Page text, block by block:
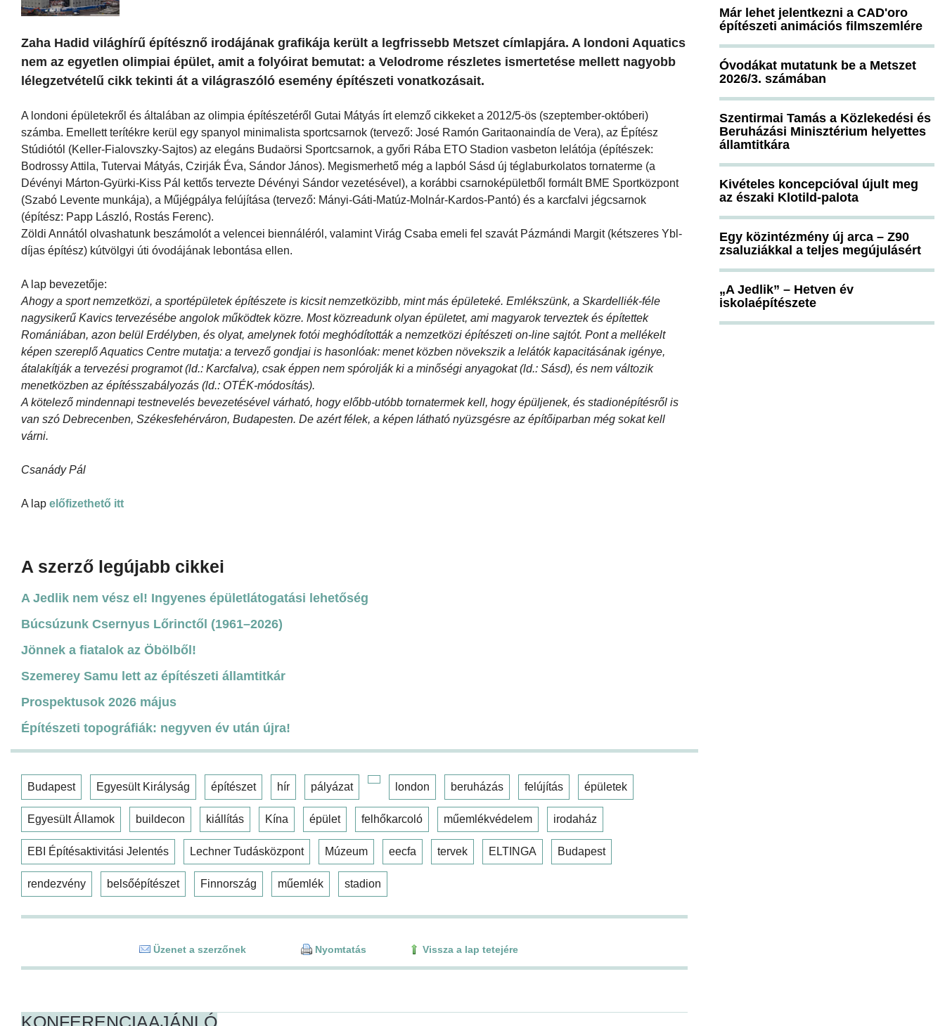
Zaha Hadid világhírű építésznő irodájának grafikája került a legfrissebb Metszet címlapjára. A londoni Aquatics
nem az egyetlen olimpiai épület, amit a folyóirat bemutat: a Velodrome részletes ismertetése mellett nagyobb
lélegzetvételű cikk tekinti át a világraszóló esemény építészeti vonatkozásait.
A londoni épületekről és általában az olimpia építészetéről Gutai Mátyás írt elemző cikkeket a 2012/5-ös (szeptember-októberi)
számba. Emellett terítékre kerül egy spanyol minimalista sportcsarnok (tervező: José Ramón Garitaonaindía de Vera), az Építész
Stúdiótól (Keller-Fialovszky-Sajtos) az elegáns Budaörsi Sportcsarnok, a győri Rába ETO Stadion vasbeton lelátója (építészek:
Bodrossy Attila, Tutervai Mátyás, Czirják Éva, Sándor János). Megismerhető még a lapból Sásd új téglaburkolatos tornaterme (a
Dévényi Márton-Gyürki-Kiss Pál kettős tervezte Dévényi Sándor vezetésével), a korábbi csarnoképületből formált BME Sportközpont
(Szabó Levente munkája), a Műjégpálya felújítása (tervező: Mányi-Gáti-Matúz-Molnár-Kardos-Pantó) és a karcfalvi jégcsarnok
(építész: Papp László, Rostás Ferenc).
Zöldi Annától olvashatunk beszámolót a velencei biennáléról, valamint Virág Csaba emeli fel szavát Pázmándi Margit (kétszeres Ybl-
díjas építész) kútvölgyi úti óvodájának lebontása ellen.
A lap bevezetője:
Ahogy a sport nemzetközi, a sportépületek építészete is kicsit nemzetközibb, mint más épületeké. Emlékszünk, a Skardelliék-féle
nagysikerű Kavics tervezésébe angolok működtek közre. Most közreadunk olyan épületet, ami magyarok terveztek és építettek
Romániában, azon belül Erdélyben, és olyat, amelynek fotói meghódították a nemzetközi építészeti on-line sajtót. Pont a mellékelt
képen szereplő Aquatics Centre mutatja: a tervező gondjai is hasonlóak: menet közben növekszik a lelátók kapacitásának igénye,
átalakítják a tervezési programot (ld.: Karcfalva), csak éppen nem spórolják ki a minőségi anyagokat (ld.: Sásd), és nem változik
menetközben az építésszabályozás (ld.: OTÉK-módosítás).
A kötelező mindennapi testnevelés bevezetésével várható, hogy előbb-utóbb tornatermek kell, hogy épüljenek, és stadionépítésről is
van szó Debrecenben, Székesfehérváron, Budapesten. De azért félek, a képen látható nyüzsgésre az építőiparban még sokat kell
várni.
Csanády Pál
A lap előfizethető itt
A szerző legújabb cikkei
A Jedlik nem vész el! Ingyenes épületlátogatási lehetőség
Búcsúzunk Csernyus Lőrinctől (1961–2026)
Jönnek a fiatalok az Öbölből!
Szemerey Samu lett az építészeti államtitkár
Prospektusok 2026 május
Építészeti topográfiák: negyven év után újra!
Budapest Egyesült Királyság építészet hír pályázat london beruházás felújítás épületek
Egyesült Államok buildecon kiállítás Kína épület felhőkarcoló műemlékvédelem irodaház
EBI Építésaktivitási Jelentés Lechner Tudásközpont Múzeum eecfa tervek ELTINGA Budapest
rendezvény belsőépítészet Finnország műemlék stadion
Üzenet a szerzőnek Nyomtatás Vissza a lap tetejére
KONFERENCIAAJÁNLÓ
Már lehet jelentkezni a CAD'oro
építészeti animációs filmszemlére
Óvodákat mutatunk be a Metszet
2026/3. számában
Szentirmai Tamás a Közlekedési és
Beruházási Minisztérium helyettes
államtitkára
Kivételes koncepcióval újult meg
az északi Klotild-palota
Egy közintézmény új arca – Z90
zsaluziákkal a teljes megújulásért
„A Jedlik” – Hetven év
iskolaépítészete